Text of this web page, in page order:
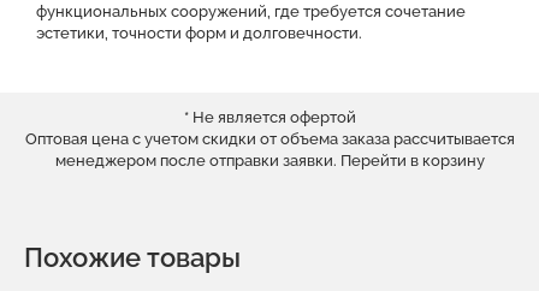
функциональных сооружений, где требуется сочетание
эстетики, точности форм и долговечности.
* Не является офертой
Оптовая цена с учетом скидки от объема заказа рассчитывается
менеджером после отправки заявки. Перейти в корзину
Похожие товары